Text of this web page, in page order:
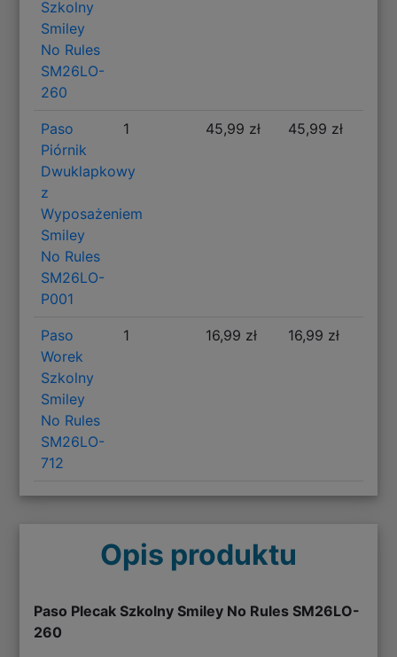
Szkolny
Smiley
No Rules
SM26LO-
260
Paso
Piórnik
Dwuklapkowy
z
Wyposażeniem
Smiley
No Rules
SM26LO-
P001
1 45,99 zł 45,99 zł
Paso
Worek
Szkolny
Smiley
No Rules
SM26LO-
712
1 16,99 zł 16,99 zł
Opis produktu
Paso Plecak Szkolny Smiley No Rules SM26LO-
260